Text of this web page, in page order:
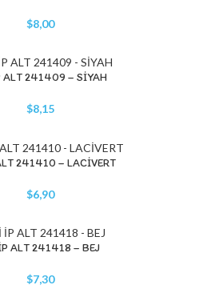
$8,00
241409 – SİYAH
$8,15
241410 – LACİVERT
$6,90
ALT 241418 – BEJ
$7,30